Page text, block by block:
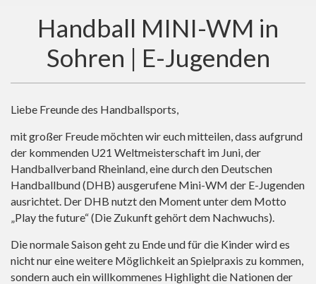
Handball MINI-WM in
Sohren | E-Jugenden
Liebe Freunde des Handballsports,
mit großer Freude möchten wir euch mitteilen, dass aufgrund
der kommenden U21 Weltmeisterschaft im Juni, der
Handballverband Rheinland, eine durch den Deutschen
Handballbund (DHB) ausgerufene Mini-WM der E-Jugenden
ausrichtet. Der DHB nutzt den Moment unter dem Motto
„Play the future“ (Die Zukunft gehört dem Nachwuchs).
Die normale Saison geht zu Ende und für die Kinder wird es
nicht nur eine weitere Möglichkeit an Spielpraxis zu kommen,
sondern auch ein willkommenes Highlight die Nationen der